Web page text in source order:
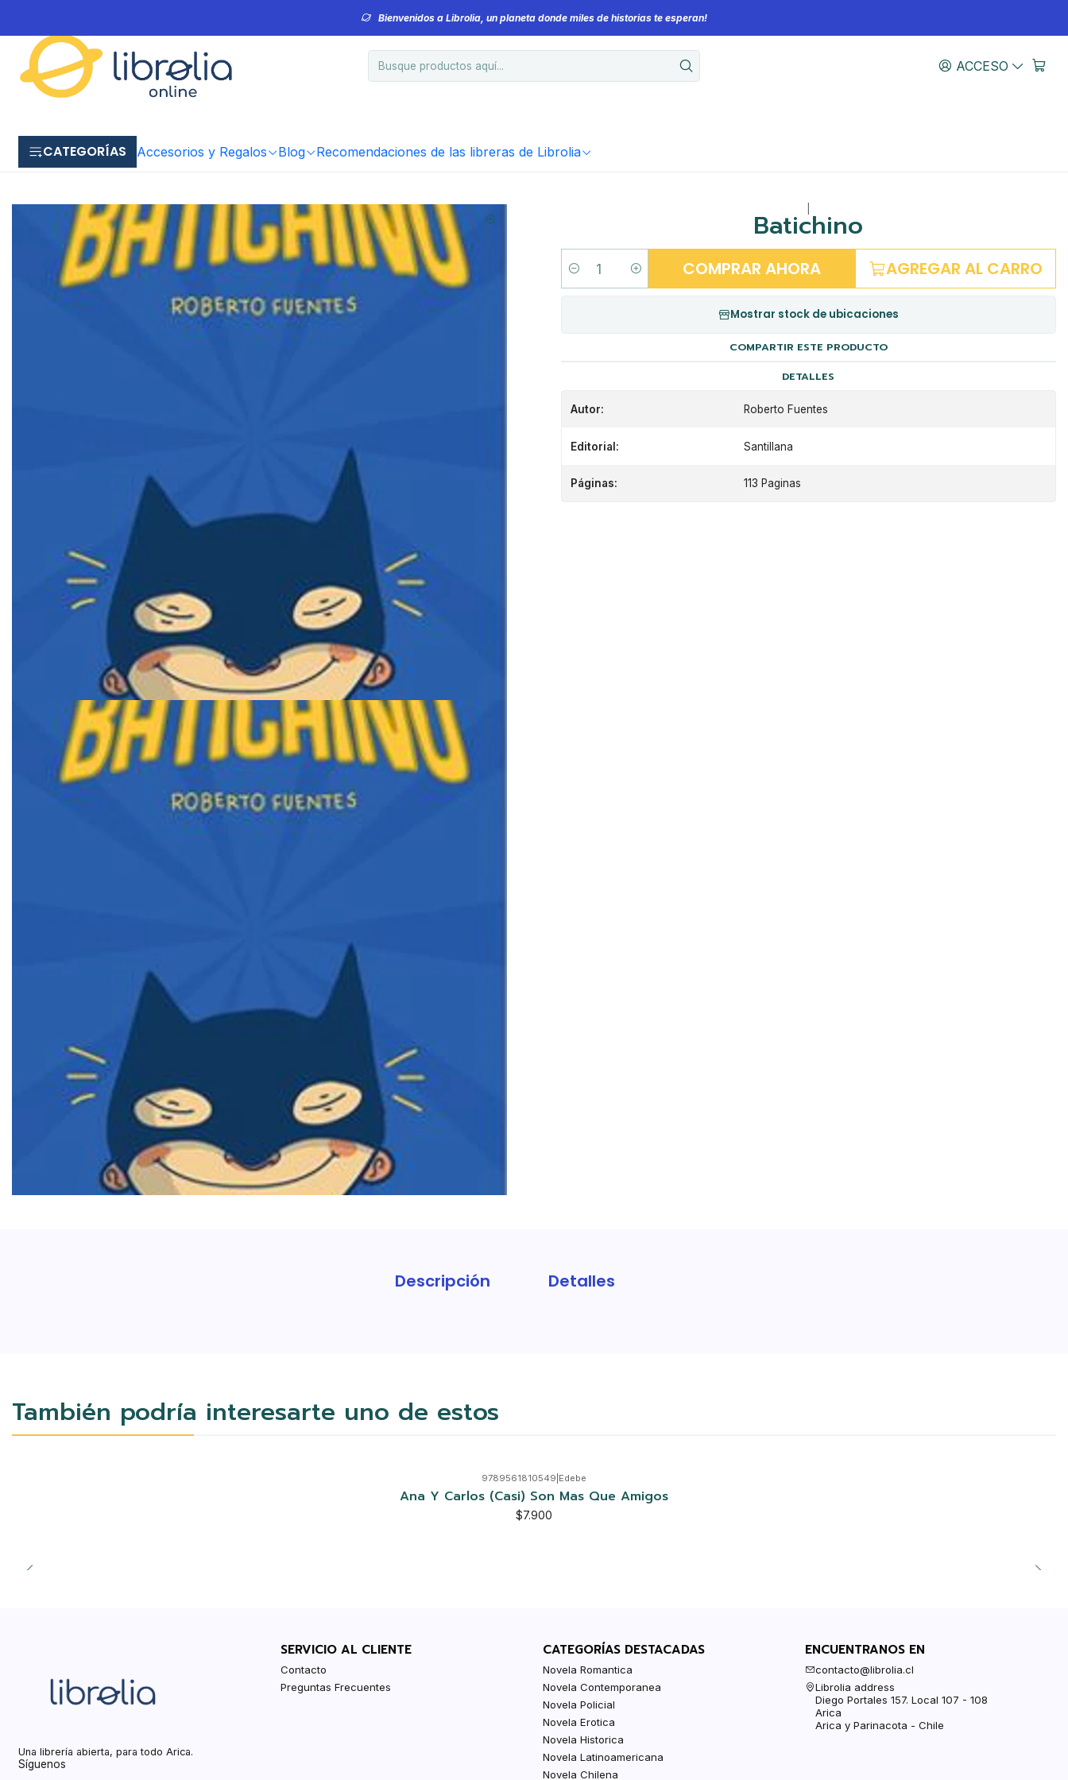
ACCESO
CATEGORÍAS Accesorios y Regalos Blog Recomendaciones de las libreras de Librolia
Bienvenidos a Librolia, un planeta donde miles de historias te esperan!
Batichino
Cantidad AGREGAR AL CARRO
COMPRAR AHORA
Mostrar stock de ubicaciones
COMPARTIR ESTE PRODUCTO
DETALLES
Autor: Roberto Fuentes
Editorial: Santillana
Páginas: 113 Paginas
Descripción Detalles
También podría interesarte uno de estos
9789561810549 Edebe
Ana Y Carlos (Casi) Son Mas Que Amigos
$7.900
Una librería abierta, para todo Arica.
Síguenos
SERVICIO AL CLIENTE
Contacto
Preguntas Frecuentes
CATEGORÍAS DESTACADAS
Novela Romantica
Novela Contemporanea
Novela Policial
Novela Erotica
Novela Historica
Novela Latinoamericana
Novela Chilena
ENCUENTRANOS EN
contacto@librolia.cl
Librolia address
Diego Portales 157. Local 107 - 108
Arica
Arica y Parinacota - Chile